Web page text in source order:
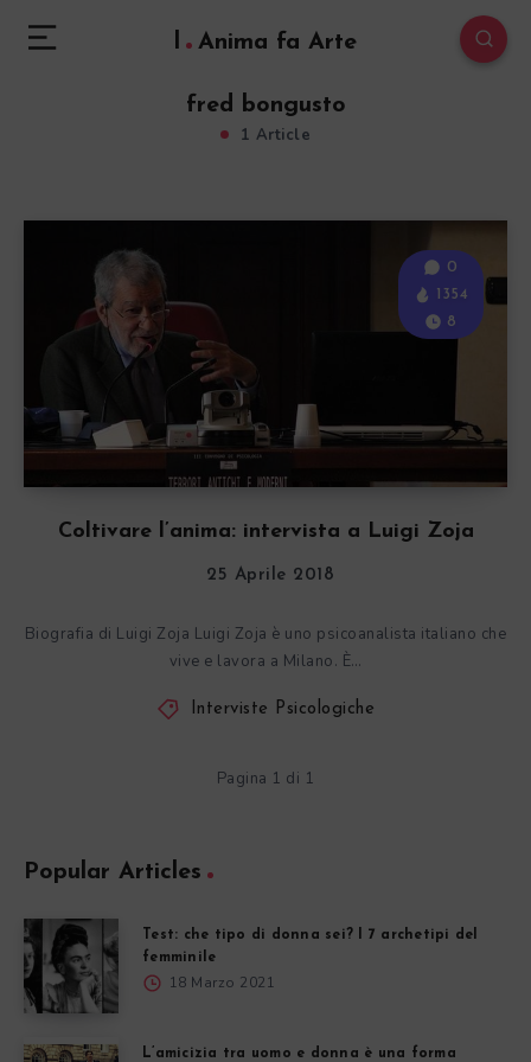
l Anima fa Arte
fred bongusto
1 Article
Coltivare l’anima: intervista a Luigi Zoja
0
1354
8
25 Aprile 2018
Biografia di Luigi Zoja Luigi Zoja è uno psicoanalista italiano che
vive e lavora a Milano. È…
Interviste Psicologiche
Pagina 1 di 1
Popular Articles
Test: che tipo di donna sei? I 7 archetipi del
femminile
18 Marzo 2021
L’amicizia tra uomo e donna è una forma